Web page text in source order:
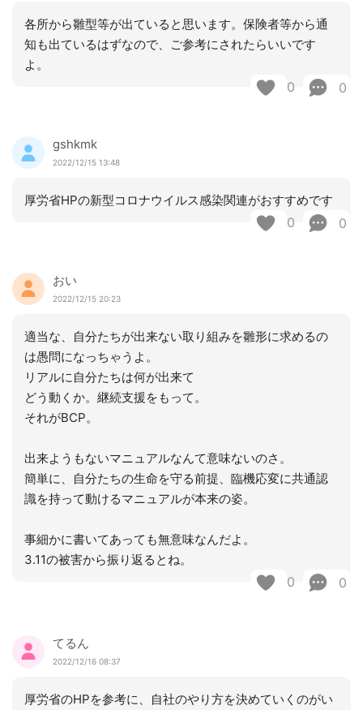
各所から雛型等が出ていると思います。保険者等から通
知も出ているはずなので、ご参考にされたらいいです
よ。
0 0
gshkmk
2022/12/15 13:48
厚労省HPの新型コロナウイルス感染関連がおすすめです
0 0
おい
2022/12/15 20:23
適当な、自分たちが出来ない取り組みを雛形に求めるの
は愚問になっちゃうよ。
リアルに自分たちは何が出来て
どう動くか。継続支援をもって。
それがBCP。
出来ようもないマニュアルなんて意味ないのさ。
簡単に、自分たちの生命を守る前提、臨機応変に共通認
識を持って動けるマニュアルが本来の姿。
事細かに書いてあっても無意味なんだよ。
3.11の被害から振り返るとね。
0 0
てるん
2022/12/16 08:37
厚労省のHPを参考に、自社のやり方を決めていくのがい